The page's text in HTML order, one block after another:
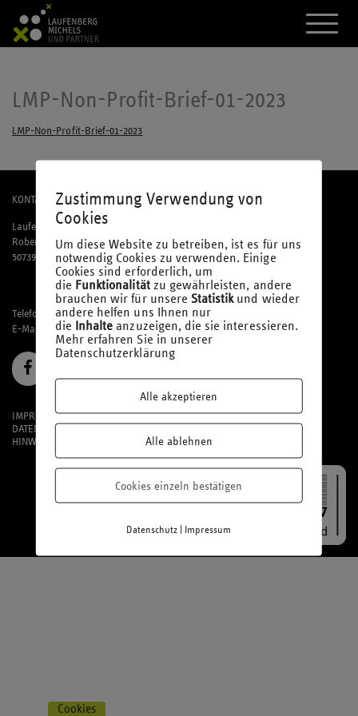
A
k
t
a
LMP-Non-Profit-Brief-01-2023
LMP-Non-Profit-Brief-01-2023
KONTAKT
Laufenberg Michels und Partner mbB
Robert-Perthel-Straße 81
50739 Köln
Telefon: 02 21 / 95 74 94-0
E-Mail:
office@laufmich.de
IMPRESSUM
DATENSCHUTZ
HINWEISGEBERSYSTEM
Cookies
Zustimmung Verwendung von
Cookies
Um diese Website zu betreiben, ist es für uns
notwendig Cookies zu verwenden. Einige
Cookies sind erforderlich, um
die Funktionalitätzu gewährleisten, andere
brauchen wir für unsere Statistikund wieder
andere helfen uns Ihnen nur
die Inhalte anzuzeigen, die sie interessieren.
Mehr erfahren Sie in unserer
Datenschutzerklärung
Alle akzeptieren
Alle ablehnen
Cookies einzeln bestätigen
Datenschutz| Impressum